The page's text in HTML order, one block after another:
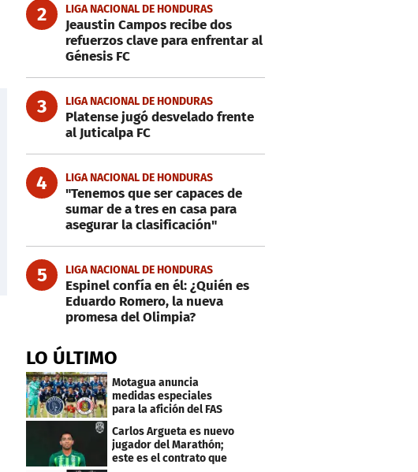
2 LIGA NACIONAL DE HONDURAS
Jeaustin Campos recibe dos
refuerzos clave para enfrentar al
Génesis FC
3 LIGA NACIONAL DE HONDURAS
Platense jugó desvelado frente
al Juticalpa FC
4 LIGA NACIONAL DE HONDURAS
"Tenemos que ser capaces de
sumar de a tres en casa para
asegurar la clasificación"
5 LIGA NACIONAL DE HONDURAS
Espinel confía en él: ¿Quién es
Eduardo Romero, la nueva
promesa del Olimpia?
LO ÚLTIMO
Motagua anuncia
medidas especiales
para la afición del FAS
de El Salvador
Carlos Argueta es nuevo
jugador del Marathón;
este es el contrato que